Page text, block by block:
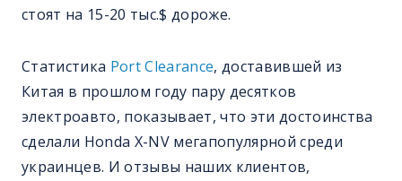
стоят на 15-20 тыс.$ дороже.
Статистика Port Clearance, доставившей из
Китая в прошлом году пару десятков
электроавто, показывает, что эти достоинства
сделали Honda X-NV мегапопулярной среди
украинцев. И отзывы наших клиентов,